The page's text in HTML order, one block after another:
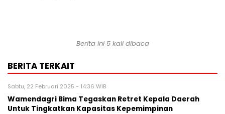
Berita ini 5 kali dibaca
BERITA TERKAIT
Sabtu, 22 Februari 2025 - 14:36 WIB
Wamendagri Bima Tegaskan Retret Kepala Daerah
Untuk Tingkatkan Kapasitas Kepemimpinan